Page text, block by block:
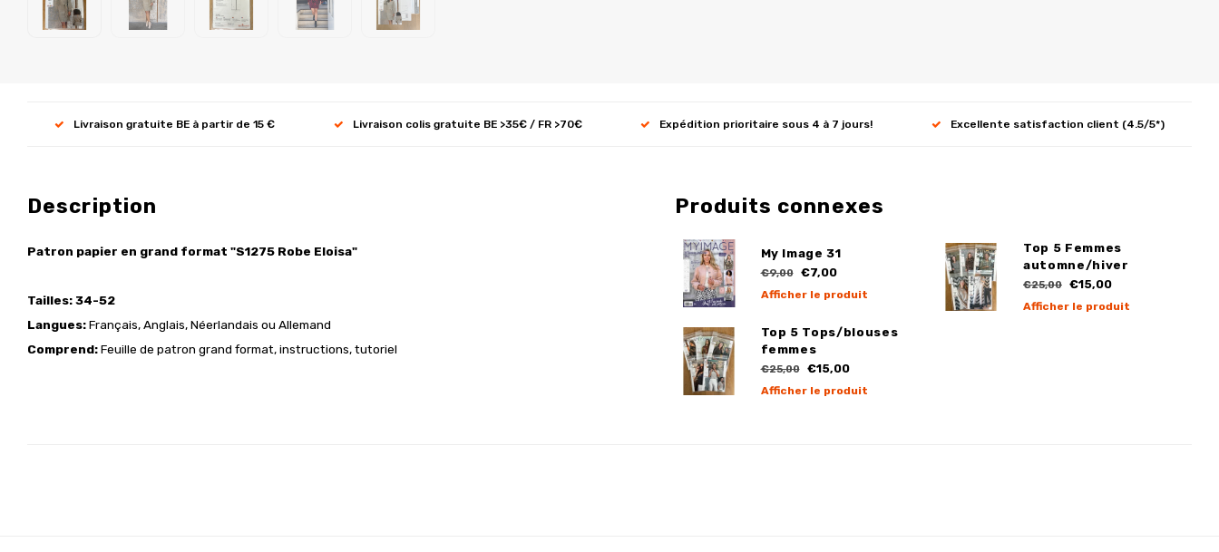
Livraison gratuite BE à partir de 15 € Livraison colis gratuite BE >35€ / FR >70€ Expédition prioritaire sous 4 à 7 jours! Excellente satisfaction client (4.5/5*)
Description
Patron papier en grand format "S1275 Robe Eloisa"
Tailles: 34-52
Langues:Français, Anglais, Néerlandais ou Allemand
Comprend:Feuille de patron grand format, instructions, tutoriel
Produits connexes
My Image 31
€9,00 €7,00
Afficher le produit
Top 5 Femmes
automne/hiver
€25,00 €15,00
Afficher le produit
Top 5 Tops/blouses
femmes
€25,00 €15,00
Afficher le produit